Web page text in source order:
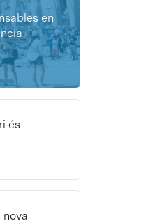
en
és
nova